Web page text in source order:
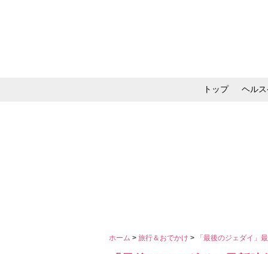
トップ ヘル
ホーム > 旅行＆おでかけ > 「最後のジェダイ